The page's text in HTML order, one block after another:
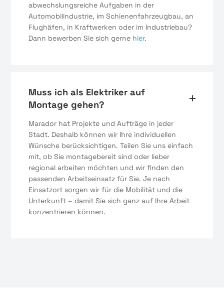
abwechslungsreiche Aufgaben in der
Automobilindustrie, im Schienenfahrzeugbau, an
Flughäfen, in Kraftwerken oder im Industriebau?
Dann bewerben Sie sich gerne hier.
Muss ich als Elektriker auf
Montage gehen?
Marador hat Projekte und Aufträge in jeder
Stadt. Deshalb können wir Ihre individuellen
Wünsche berücksichtigen. Teilen Sie uns einfach
mit, ob Sie montagebereit sind oder lieber
regional arbeiten möchten und wir finden den
passenden Arbeitseinsatz für Sie. Je nach
Einsatzort sorgen wir für die Mobilität und die
Unterkunft – damit Sie sich ganz auf Ihre Arbeit
konzentrieren können.